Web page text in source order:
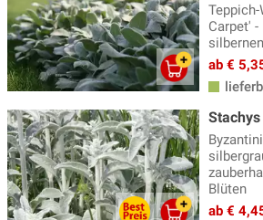
Ehrenpreis Pflanzen
Eisenhut(3)
Elfenblumen(13)
Erigeron -
Fackellilie(9)
Fädige Palmlilie
Färberkamille (3)
Carpet'
ab €
Blüten
ab €